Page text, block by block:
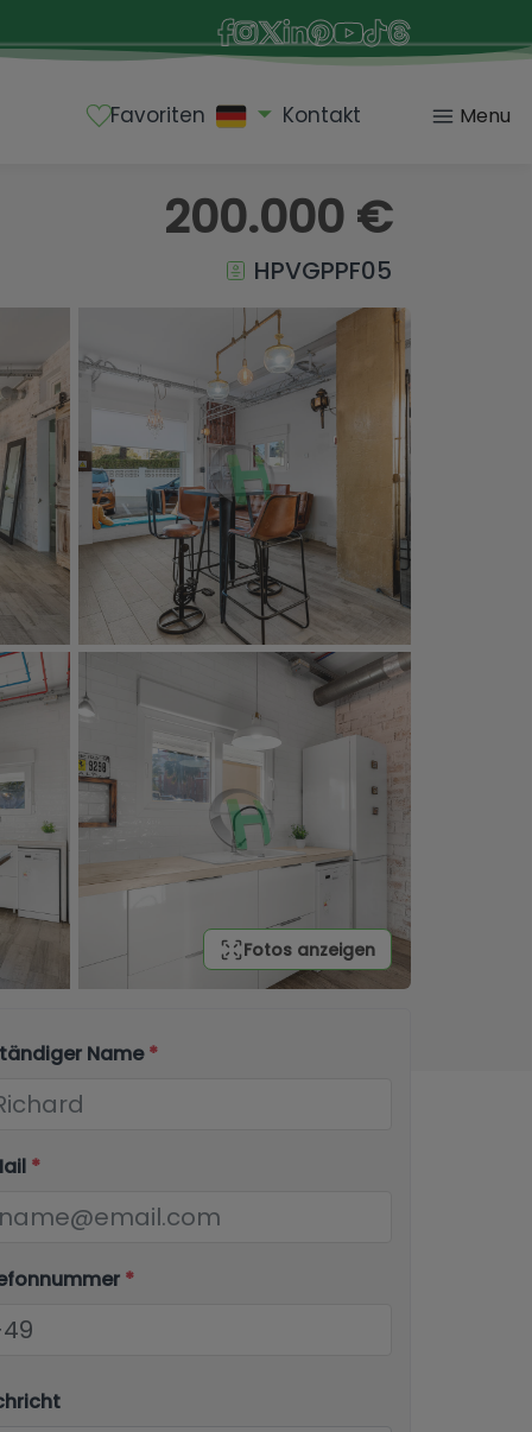
Favoriten Kontakt Menu
200.000 €
HPVGPPF05
Fotos anzeigen
Name*
*
*